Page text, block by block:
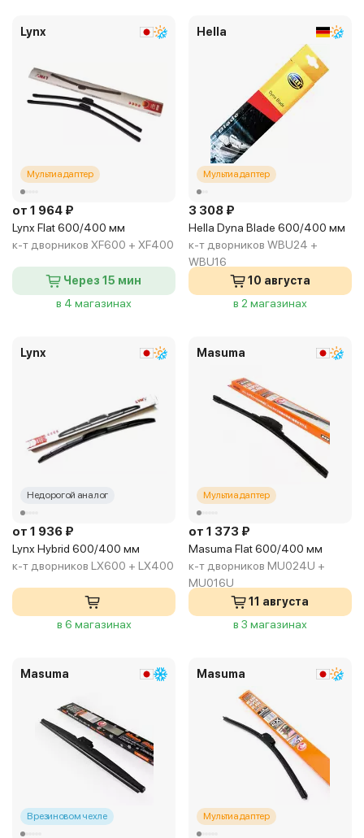
Lynx
Мультиадаптер
от 1 964 ₽
Lynx Flat 600/400 мм
к-т дворников XF600 + XF400
Через 15 мин
в 4 магазинах
Hella
Мультиадаптер
3 308 ₽
Hella Dyna Blade 600/400 мм
к-т дворников WBU24 +
WBU16
10 августа
в 2 магазинах
Lynx
Недорогой аналог
от 1 936 ₽
Lynx Hybrid 600/400 мм
к-т дворников LX600 + LX400
в 6 магазинах
Masuma
Мультиадаптер
от 1 373 ₽
Masuma Flat 600/400 мм
к-т дворников MU024U +
MU016U
11 августа
в 3 магазинах
Masuma
В резиновом чехле
Masuma
Мультиадаптер